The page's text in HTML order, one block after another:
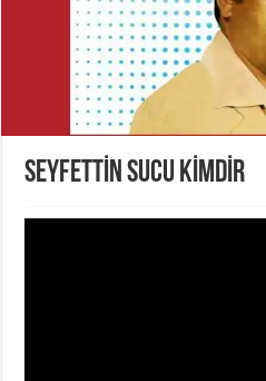
SEYFETTİN SUCU KİMDİR